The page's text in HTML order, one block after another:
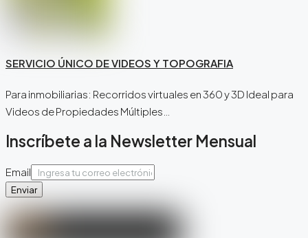
SERVICIO ÚNICO DE VIDEOS Y TOPOGRAFIA
Para inmobiliarias: Recorridos virtuales en 360 y 3D Ideal para
Videos de Propiedades Múltiples…
Inscríbete a la Newsletter Mensual
Email
Enviar